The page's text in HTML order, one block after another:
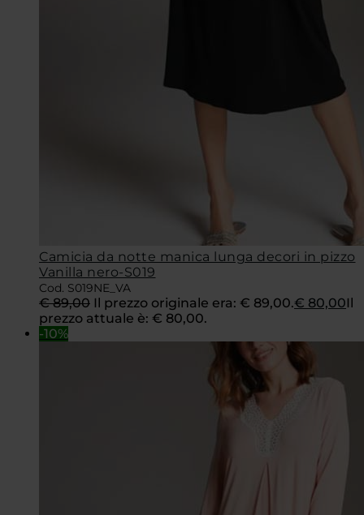
Camicia da notte manica lunga decori in pizzo
Vanilla nero-S019
Cod. S019NE_VA
€89,00 Il prezzo originale era: € 89,00.€ 80,00Il
prezzo attuale è: € 80,00.
-10%